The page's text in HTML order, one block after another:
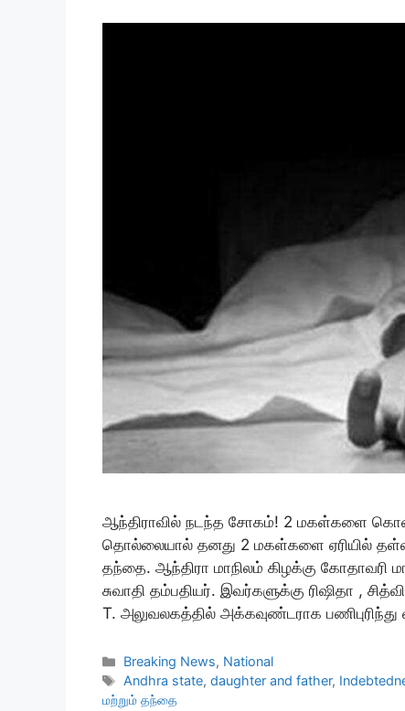
ஆந்திராவில் நடந்த சோகம்! 2 மகள்களை
தொல்லையால் தனது 2 மகள்களை ஏரியில்
தந்தை. ஆந்திரா மாநிலம் கிழக்கு கோதாவரி
சுவாதி தம்பதியர். இவர்களுக்கு ரிஷிதா ,
T. அலுவலகத்தில் அக்கவுண்டராக பணிபுரிந்து
Categories
Breaking News, National
Tags
Andhra state,daughter and father,
மற்றும் தந்தை